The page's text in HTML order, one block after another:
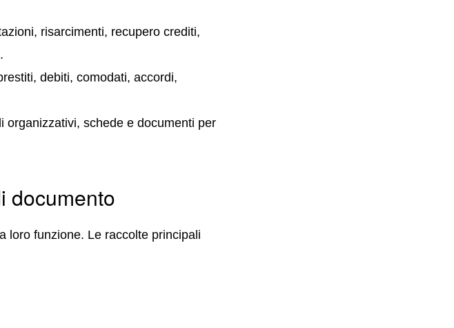
risarcimenti, recupero crediti,
debiti, comodati, accordi,
organizzativi, schede e documenti per
documento
loro funzione. Le raccolte principali